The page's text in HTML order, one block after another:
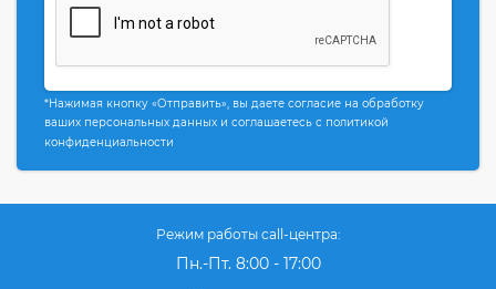
*Нажимая кнопку «Отправить», вы даете согласие на обработку
ваших персональных данных и соглашаетесь с политикой
конфиденциальности
Режим работы call-центра:
Пн.-Пт. 8:00 - 17:00